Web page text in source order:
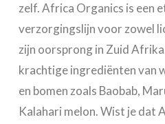
zelf. Africa Organics is een
verzorgingslijn voor zowel
zijn oorsprong in Zuid
krachtige ingrediënten van
en bomen zoals Baobab,
Kalahari melon. Wist je dat